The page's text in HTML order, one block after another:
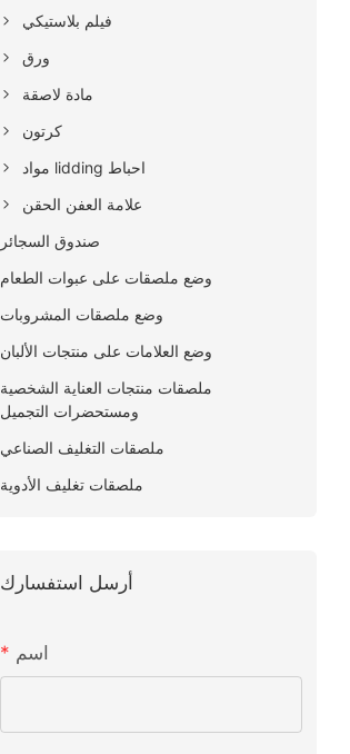
فيلم بلاستيكي
ورق
مادة لاصقة
كرتون
مواد lidding احباط
علامة العفن الحقن
صندوق السجائر
وضع ملصقات على عبوات الطعام
وضع ملصقات المشروبات
وضع العلامات على منتجات الألبان
ملصقات منتجات العناية الشخصية
ومستحضرات التجميل
ملصقات التغليف الصناعي
ملصقات تغليف الأدوية
أرسل استفسارك
اسم